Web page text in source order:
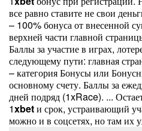
все равно ставите не свои
– 100% бонуса от внесенной
верхней части главной
Баллы за участие в играх,
следующему пути: главная
– категория Бонусы или
основному счету. Баллы за
дней подряд (1xRace). ...
1xbetи срок, устраивающий
можно и в соцсетях, но там их